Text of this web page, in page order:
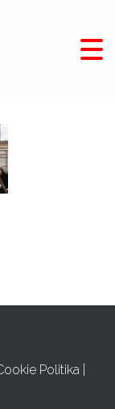
Politika